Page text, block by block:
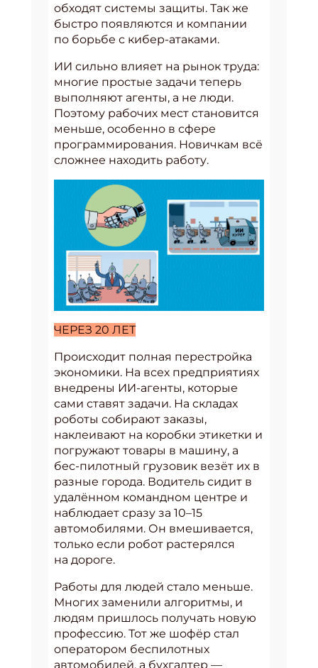
обходят системы защиты. Так же
быстро появляются и компании
по борьбе с кибер-атаками.
ИИ сильно влияет на рынок труда:
многие простые задачи теперь
выполняют агенты, а не люди.
Поэтому рабочих мест становится
меньше, особенно в сфере
программирования. Новичкам всё
сложнее находить работу.
ЧЕРЕЗ 20 ЛЕТ
Происходит полная перестройка
экономики. На всех предприятиях
внедрены ИИ-агенты, которые
сами ставят задачи. На складах
роботы собирают заказы,
наклеивают на коробки этикетки и
погружают товары в машину, а
бес-пилотный грузовик везёт их в
разные города. Водитель сидит в
удалённом командном центре и
наблюдает сразу за 10–15
автомобилями. Он вмешивается,
только если робот растерялся
на дороге.
Работы для людей стало меньше.
Многих заменили алгоритмы, и
людям пришлось получать новую
профессию. Тот же шофёр стал
оператором беспилотных
автомобилей, а бухгалтер —